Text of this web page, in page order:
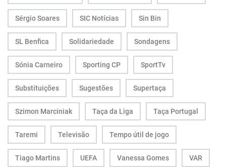
Sérgio Soares SIC Notícias Sin Bin
SL Benfica Solidariedade Sondagens
Sónia Carneiro Sporting CP SportTv
Substituições Sugestões Supertaça
Szimon Marciniak Taça da Liga Taça Portugal
Taremi Televisão Tempo útil de jogo
Tiago Martins UEFA Vanessa Gomes VAR